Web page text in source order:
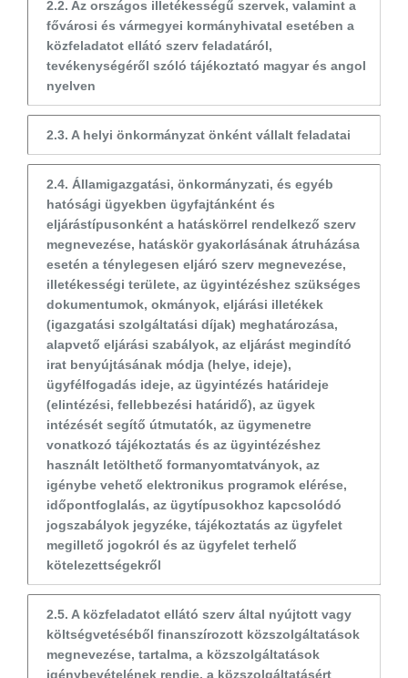
2.2. Az országos illetékességű szervek, valamint a
fővárosi és vármegyei kormányhivatal esetében a
közfeladatot ellátó szerv feladatáról,
tevékenységéről szóló tájékoztató magyar és angol
nyelven
2.3. A helyi önkormányzat önként vállalt feladatai
2.4. Államigazgatási, önkormányzati, és egyéb
hatósági ügyekben ügyfajtánként és
eljárástípusonként a hatáskörrel rendelkező szerv
megnevezése, hatáskör gyakorlásának átruházása
esetén a ténylegesen eljáró szerv megnevezése,
illetékességi területe, az ügyintézéshez szükséges
dokumentumok, okmányok, eljárási illetékek
(igazgatási szolgáltatási díjak) meghatározása,
alapvető eljárási szabályok, az eljárást megindító
irat benyújtásának módja (helye, ideje),
ügyfélfogadás ideje, az ügyintézés határideje
(elintézési, fellebbezési határidő), az ügyek
intézését segítő útmutatók, az ügymenetre
vonatkozó tájékoztatás és az ügyintézéshez
használt letölthető formanyomtatványok, az
igénybe vehető elektronikus programok elérése,
időpontfoglalás, az ügytípusokhoz kapcsolódó
jogszabályok jegyzéke, tájékoztatás az ügyfelet
megillető jogokról és az ügyfelet terhelő
kötelezettségekről
2.5. A közfeladatot ellátó szerv által nyújtott vagy
költségvetéséből finanszírozott közszolgáltatások
megnevezése, tartalma, a közszolgáltatások
igénybevételének rendje, a közszolgáltatásért